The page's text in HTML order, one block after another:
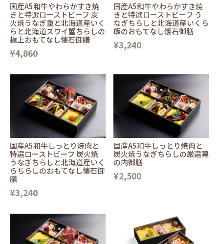
国産A5和牛やわらかすき焼
きと特選ローストビーフ 炭
火焼うなぎ重と北海道産いく
らと北海道ズワイ蟹ちらしの
極上おもてなし懐石御膳
¥4,860
国産A5和牛やわらかすき焼
きと特選ローストビーフ う
なぎちらしと北海道産いくら
飯のおもてなし懐石御膳
¥3,240
国産A5和牛しっとり焼肉と
特選ローストビーフ 炭火焼
うなぎちらしと北海道産いく
らちらしのおもてなし懐石御
膳
¥3,240
国産A5和牛しっとり焼肉と
炭火焼うなぎちらしの厳選幕
の内御膳
¥2,500